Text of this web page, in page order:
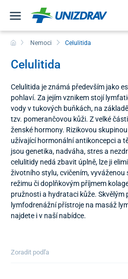
Nemoci Celulitida
Celulitida
Celulitida je známá především jako
pohlaví. Za jejím vznikem stojí
vody v tukových buňkách, na
tzv. pomerančovou kůži. Z velké
ženské hormony. Rizikovou
užívající hormonální antikoncepci a
jsou genetika, nadváha, stres a
celulitidy nedá zbavit úplně, lze ji
životního stylu, cvičením,
režimu či doplňkovým příjmem
pružnosti a hydrataci kůže. Skvělým
lymfodrenážní přístroje na masáž
najdete i v naší nabídce.
Zoradit podľa